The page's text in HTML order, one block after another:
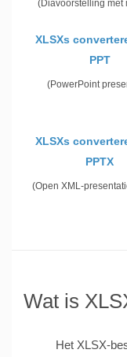
(Diavoorstelling met
XLSXs
PPT
(PowerPoint
XLSXs
PPTX
(Open XML-
Wat is
Het XLSX-